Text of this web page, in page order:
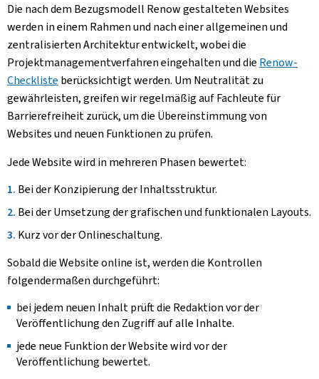
Die nach dem Bezugsmodell Renow gestalteten Websites
werden in einem Rahmen und nach einer allgemeinen und
zentralisierten Architektur entwickelt, wobei die
Projektmanagementverfahren eingehalten und die Renow-
Checkliste berücksichtigt werden. Um Neutralität zu
gewährleisten, greifen wir regelmäßig auf Fachleute für
Barrierefreiheit zurück, um die Übereinstimmung von
Websites und neuen Funktionen zu prüfen.
Jede Website wird in mehreren Phasen bewertet:
Bei der Konzipierung der Inhaltsstruktur.
Bei der Umsetzung der grafischen und funktionalen Layouts.
Kurz vor der Onlineschaltung.
Sobald die Website online ist, werden die Kontrollen
folgendermaßen durchgeführt:
bei jedem neuen Inhalt prüft die Redaktion vor der
Veröffentlichung den Zugriff auf alle Inhalte.
jede neue Funktion der Website wird vor der
Veröffentlichung bewertet.